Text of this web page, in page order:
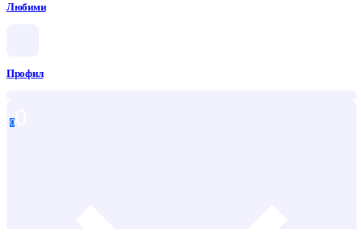
Любими
Профил
0